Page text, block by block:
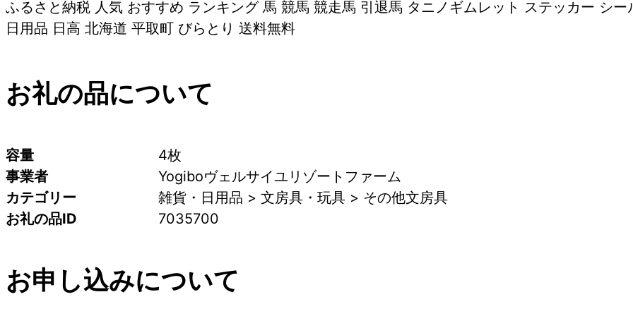
ふるさと納税 人気 おすすめ ランキング 馬 競馬 競走馬 引退馬 タニノギムレット ステッカー シ
日用品 日高 北海道 平取町 びらとり 送料無料
お礼の品について
容量
4枚
事業者
Yogiboヴェルサイユリゾートファーム
カテゴリー
雑貨・日用品 > 文房具・玩具 > その他文房具
お礼の品ID
7035700
お申し込みについて